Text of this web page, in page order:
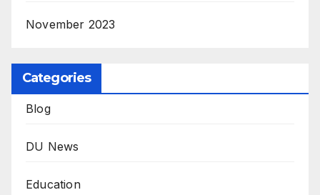
November 2023
Categories
Blog
DU News
Education